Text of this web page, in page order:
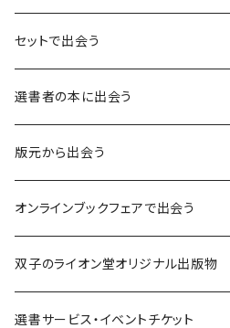
言葉：思考の種となるもの
異界：日常から離れた視点
意志：自ら進む力
解体：固定観念を壊す
熱源：情熱を呼び起こす
共鳴：他者や世界とつながる
セットで出会う
選書者の本に出会う
版元から出会う
荒蝦夷フェア
クオン
寿郎社
オンラインブックフェアで出会う
本屋発の文芸誌『しししし』フェア！！
韓国文学フェア！！
双子のライオン堂オリジナル出版物
書籍
選書サービス・イベントチケット